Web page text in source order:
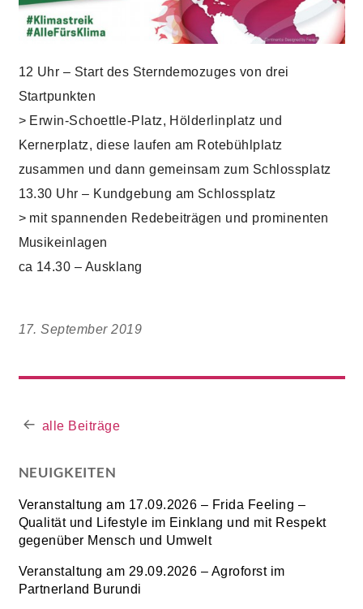
12 Uhr – Start des Sterndemozuges von drei
Startpunkten
> Erwin-Schoettle-Platz, Hölderlinplatz und
Kernerplatz, diese laufen am Rotebühlplatz
zusammen und dann gemeinsam zum Schlossplatz
13.30 Uhr – Kundgebung am Schlossplatz
> mit spannenden Redebeiträgen und prominenten
Musikeinlagen
ca 14.30 – Ausklang
17. September 2019
alle Beiträge
NEUIGKEITEN
Veranstaltung am 17.09.2026 – Frida Feeling –
Qualität und Lifestyle im Einklang und mit Respekt
gegenüber Mensch und Umwelt
Veranstaltung am 29.09.2026 – Agroforst im
Partnerland Burundi